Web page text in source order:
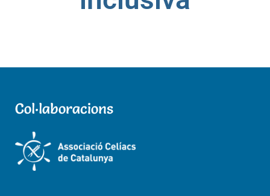
Col·laboracions